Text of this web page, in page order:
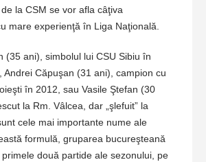
la CSM se vor afla câţiva
mare experienţă în Liga Naţională.
(35 ani), simbolul lui CSU Sibiu în
Andrei Căpuşan (31 ani), campion cu
în 2012, sau Vasile Ştefan (30
la Rm. Vâlcea, dar „şlefuit” la
cele mai importante nume ale
formulă, gruparea bucureşteană
două partide ale sezonului, pe